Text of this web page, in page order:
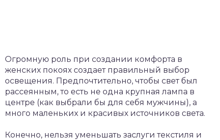
Огромную роль при создании комфорта в
женских покоях создает правильный выбор
освещения. Предпочтительно, чтобы свет был
рассеянным, то есть не одна крупная лампа в
центре (как выбрали бы для себя мужчины), а
много маленьких и красивых источников света.
Конечно, нельзя уменьшать заслуги текстиля и